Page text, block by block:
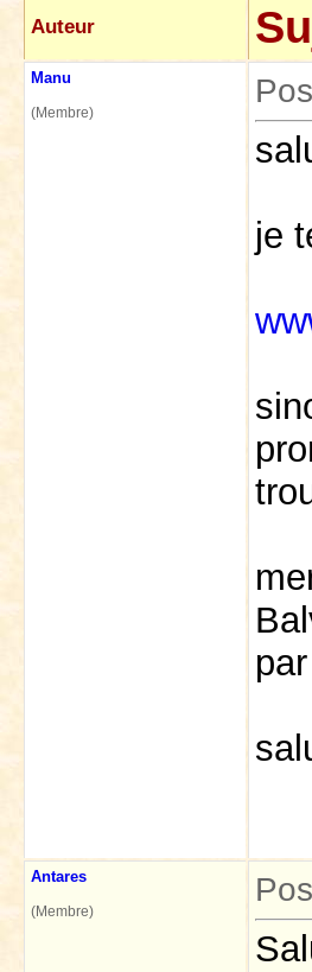
Auteur
Manu
(Membre)
je
Antares
(Membre)